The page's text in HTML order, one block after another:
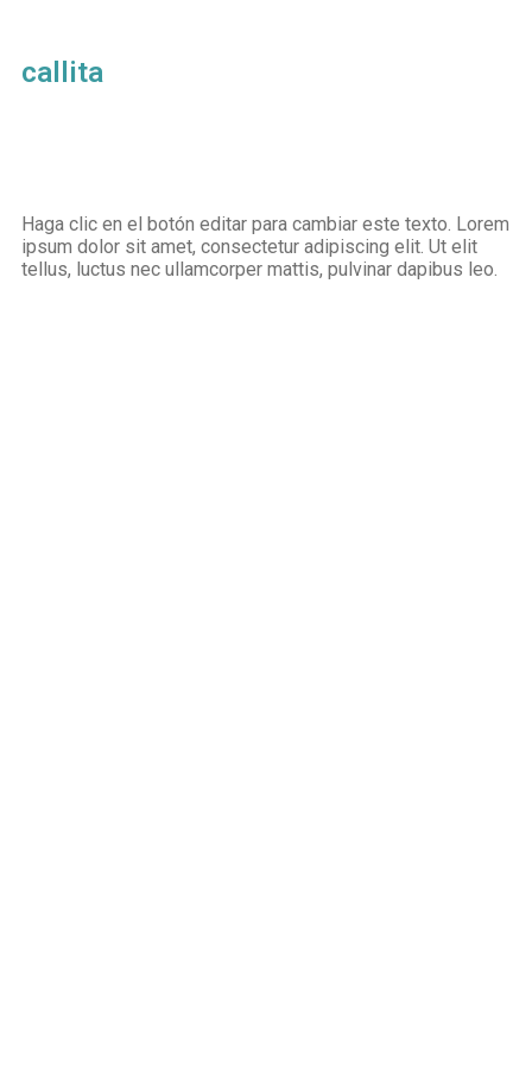
callita
Haga clic en el botón editar para cambiar este texto. Lorem
ipsum dolor sit amet, consectetur adipiscing elit. Ut elit
tellus, luctus nec ullamcorper mattis, pulvinar dapibus leo.